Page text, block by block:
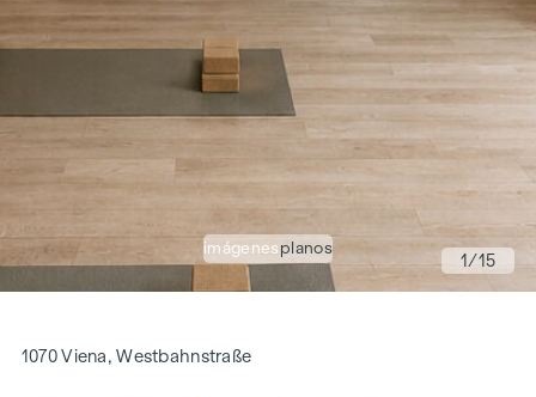
imágenes planos
1/15
1070 Viena, Westbahnstraße